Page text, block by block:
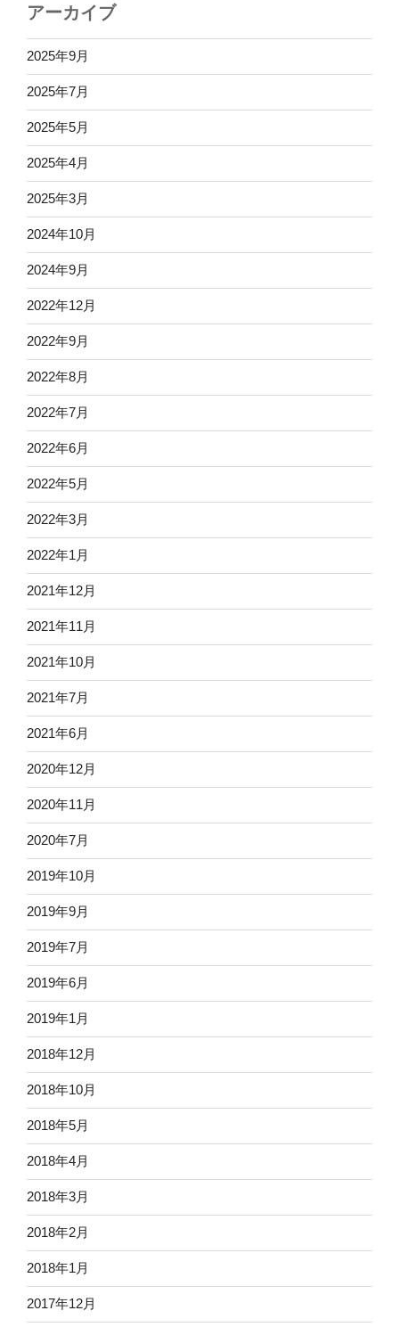
アーカイブ
2025年9月
2025年7月
2025年5月
2025年4月
2025年3月
2024年10月
2024年9月
2022年12月
2022年9月
2022年8月
2022年7月
2022年6月
2022年5月
2022年3月
2022年1月
2021年12月
2021年11月
2021年10月
2021年7月
2021年6月
2020年12月
2020年11月
2020年7月
2019年10月
2019年9月
2019年7月
2019年6月
2019年1月
2018年12月
2018年10月
2018年5月
2018年4月
2018年3月
2018年2月
2018年1月
2017年12月